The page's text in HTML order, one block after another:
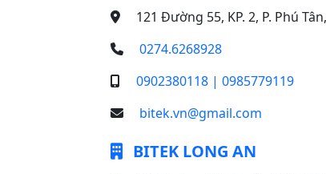
121 Đường 55, KP. 2, P. Phú
0274.6268928
0902380118 | 0985779119
bitek.vn@gmail.com
BITEK LONG AN